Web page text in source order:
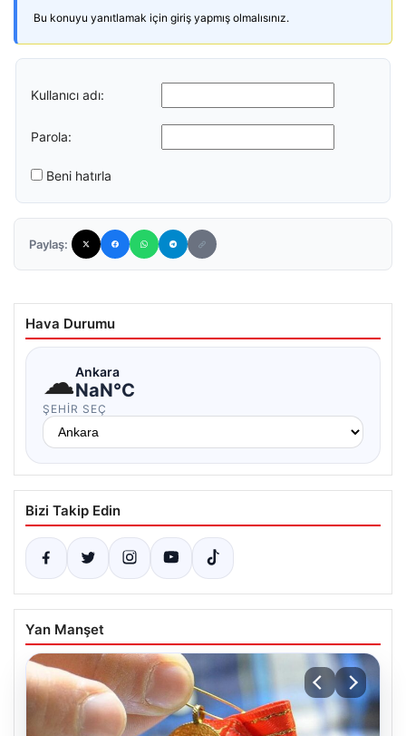
Bu konuyu yanıtlamak için giriş yapmış olmalısınız.
Kullanıcı adı:
Parola:
Beni hatırla
Paylaş:
Hava Durumu
☁Ankara
NaN°C
ŞEHIR SEÇ
Bizi Takip Edin
Yan Manşet